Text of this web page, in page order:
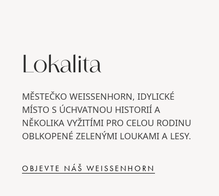
Lokalita
MĚSTEČKO WEISSENHORN, IDYLICKÉ
MÍSTO S ÚCHVATNOU HISTORIÍ A
NĚKOLIKA VYŽITÍMI PRO CELOU RODINU
OBLKOPENÉ ZELENÝMI LOUKAMI A LESY.
OBJEVTE NÁŠ WEISSENHORN